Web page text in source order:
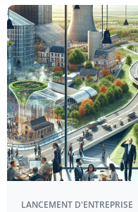
LANCEMENT D'ENTREPRISE